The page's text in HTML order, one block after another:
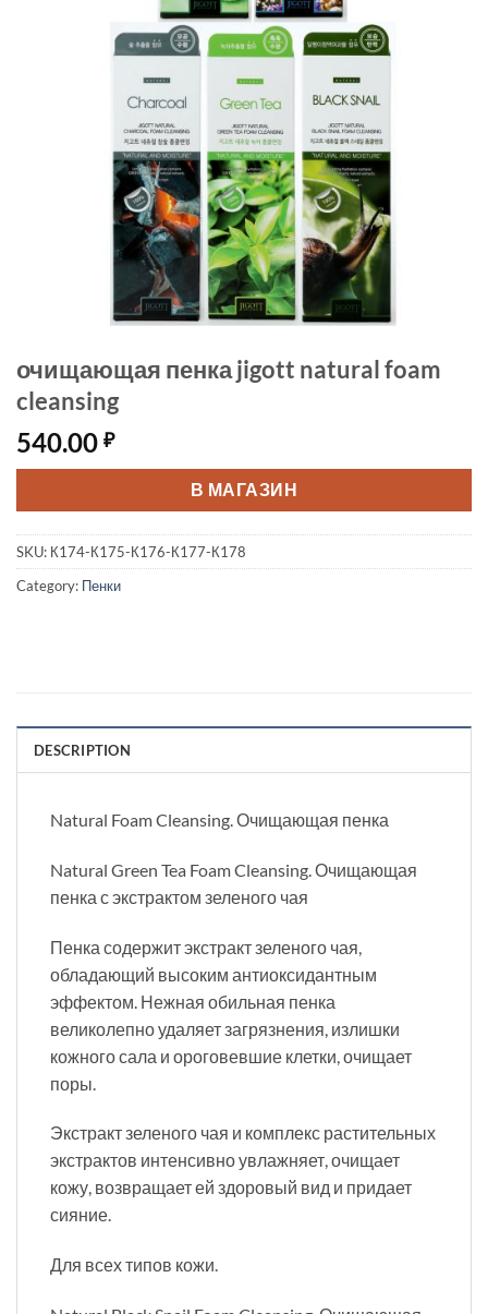
очищающая пенка jigott natural foam
cleansing
540.00 ₽
В МАГАЗИН
SKU: К174-К175-К176-К177-К178
Category: Пенки
DESCRIPTION
Natural Foam Cleansing. Очищающая пенка
Natural Green Tea Foam Cleansing. Очищающая
пенка с экстрактом зеленого чая
Пенка содержит экстракт зеленого чая,
обладающий высоким антиоксидантным
эффектом. Нежная обильная пенка
великолепно удаляет загрязнения, излишки
кожного сала и ороговевшие клетки, очищает
поры.
Экстракт зеленого чая и комплекс растительных
экстрактов интенсивно увлажняет, очищает
кожу, возвращает ей здоровый вид и придает
сияние.
Для всех типов кожи.